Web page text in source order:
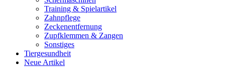
Training & Spielartikel
Zahnpflege
Zeckenentfernung
Zupfklemmen & Zangen
Sonstiges
Tiergesundheit
Neue Artikel